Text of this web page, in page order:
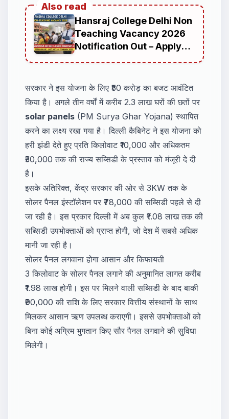
Also read
Hansraj College Delhi Non
Teaching Vacancy 2026
Notification Out – Apply
सरकार ने इस योजना के लिए ₹50 करोड़ का बजट आवंटित
किया है। अगले तीन वर्षों में करीब 2.3 लाख घरों की छतों पर
solar panels (PM Surya Ghar Yojana) स्थापित
करने का लक्ष्य रखा गया है। दिल्ली कैबिनेट ने इस योजना को
हरी झंडी देते हुए प्रति किलोवाट ₹10,000 और अधिकतम
₹30,000 तक की राज्य सब्सिडी के प्रस्ताव को मंजूरी दे दी
है।
इसके अतिरिक्त, केंद्र सरकार की ओर से 3KW तक के
सोलर पैनल इंस्टॉलेशन पर ₹78,000 की सब्सिडी पहले से दी
जा रही है। इस प्रकार दिल्ली में अब कुल ₹1.08 लाख तक की
सब्सिडी उपभोक्ताओं को प्राप्त होगी, जो देश में सबसे अधिक
मानी जा रही है।
सोलर पैनल लगवाना होगा आसान और किफायती
3 किलोवाट के सोलर पैनल लगाने की अनुमानित लागत करीब
₹1.98 लाख होगी। इस पर मिलने वाली सब्सिडी के बाद बाकी
₹90,000 की राशि के लिए सरकार वित्तीय संस्थानों के साथ
मिलकर आसान ऋण उपलब्ध कराएगी। इससे उपभोक्ताओं को
बिना कोई अग्रिम भुगतान किए सौर पैनल लगवाने की सुविधा
मिलेगी।